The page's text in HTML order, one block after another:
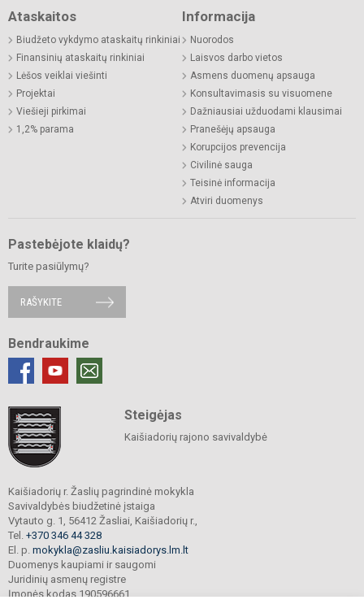
Ataskaitos
Biudžeto vykdymo ataskaitų rinkiniai
Finansinių ataskaitų rinkiniai
Lėšos veiklai viešinti
Projektai
Viešieji pirkimai
1,2% parama
Informacija
Nuorodos
Laisvos darbo vietos
Asmens duomenų apsauga
Konsultavimasis su visuomene
Dažniausiai užduodami klausimai
Pranešėjų apsauga
Korupcijos prevencija
Civilinė sauga
Teisinė informacija
Atviri duomenys
Pastebėjote klaidų?
Turite pasiūlymų?
RAŠYKITE
Bendraukime
Steigėjas
Kaišiadorių rajono savivaldybė
Kaišiadorių r. Žaslių pagrindinė mokykla
Savivaldybės biudžetinė įstaiga
Vytauto g. 1, 56412 Žasliai, Kaišiadorių r.,
Tel. +370 346 44 328
El. p. mokykla@zasliu.kaisiadorys.lm.lt
Duomenys kaupiami ir saugomi
Juridinių asmenų registre
Įmonės kodas 190596661